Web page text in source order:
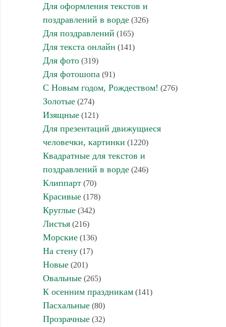
Для оформления текстов и
поздравлений в ворде(326)
Для поздравлений (165)
Для текста онлайн (141)
Для фото(319)
Для фотошопа (91)
С Новым годом, Рождеством! (276)
Золотые(274)
Изящные(121)
Для презентаций движущиеся
человечки, картинки (1220)
Квадратные для текстов и
поздравлений в ворде(246)
Клиппарт(70)
Красивые(178)
Круглые(342)
Листья(216)
Морские(136)
На стену(17)
Новые(201)
Овальные(265)
К осенним праздникам(141)
Пасхальные(80)
Прозрачные(32)